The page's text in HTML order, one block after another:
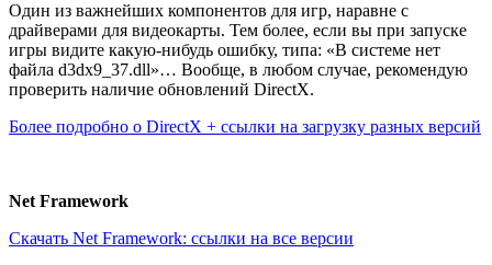
Один из важнейших компонентов для игр, наравне с
драйверами для видеокарты. Тем более, если вы при запуске
игры видите какую-нибудь ошибку, типа: «В системе нет
файла d3dx9_37.dll»… Вообще, в любом случае, рекомендую
проверить наличие обновлений DirectX.
Более подробно о DirectX + ссылки на загрузку разных версий
Net Framework
Скачать Net Framework: ссылки на все версии